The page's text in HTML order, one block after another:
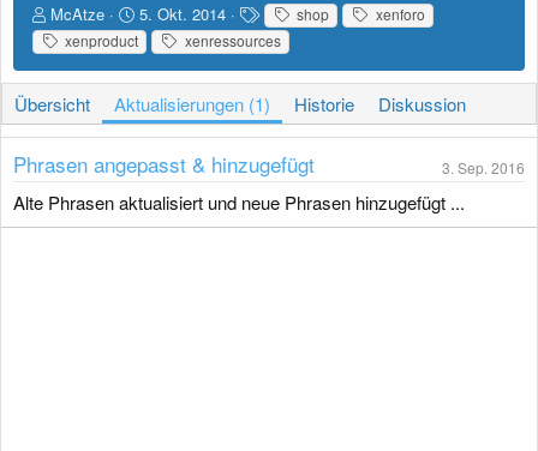
A
u
t
o
r
McAtze
D
a
t
u
m
E
r
s
e
l
5. Okt. 2014
S
c
h
l
a
g
w
o
t
e
shop
xenforo
xenproduct
xenressources
Übersicht Aktualisierungen (1) Historie Diskussion
Phrasen angepasst & hinzugefügt 3. Sep. 2016
Alte Phrasen aktualisiert und neue Phrasen hinzugefügt ...